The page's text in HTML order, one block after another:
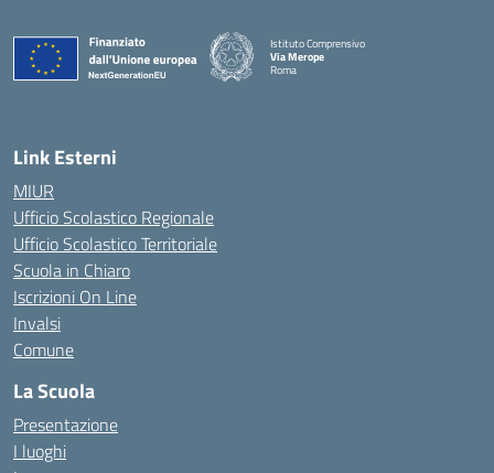
Istituto Comprensivo
Via Merope
Roma
Link Esterni
MIUR
Ufficio Scolastico Regionale
Ufficio Scolastico Territoriale
Scuola in Chiaro
Iscrizioni On Line
Invalsi
Comune
La Scuola
Presentazione
I luoghi